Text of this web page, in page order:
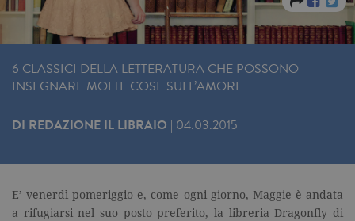
6 CLASSICI DELLA LETTERATURA CHE POSSONO
INSEGNARE MOLTE COSE SULL’AMORE
DI REDAZIONE IL LIBRAIO | 04.03.2015
E’ venerdì pomeriggio e, come ogni giorno, Maggie è andata
a rifugiarsi nel suo posto preferito, la libreria Dragonfly di